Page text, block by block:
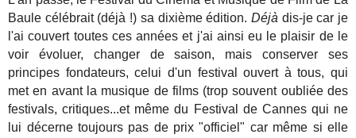
Baule célébrait (déjà !) sa dixième édition. Déjà dis-je car je
l'ai couvert toutes ces années et j'ai ainsi eu le plaisir de le
voir évoluer, changer de saison, mais conserver ses
principes fondateurs, celui d'un festival ouvert à tous, qui
met en avant la musique de films (trop souvent oubliée des
festivals, critiques...et même du Festival de Cannes qui ne
lui décerne toujours pas de prix "officiel" car même si elle